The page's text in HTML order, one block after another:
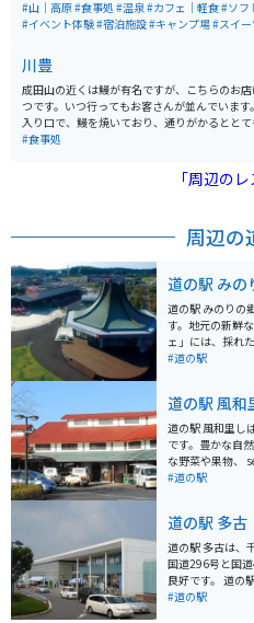
BBQ場や、農園で取れた野菜を使用した料理
イーツなどを頂けるカフェなどもあります。 ジ
りでものんびりと楽しめるリゾート施設です。
#山｜高原#食事処 #温泉#カフェ｜軽食#ソフ
#イベント体験#宿泊施設#キャンプ場#スイー
川豊
成田山の近くは鰻が有名ですが、こちらのお店
つです。いつ行ってもお客さんが並んでいます
入り口で、鰻を焼いており、通りがかるとと
いがして、つい足を止めてしまいます。味もす
#食事処
「周辺の
周辺の
道の駅 みの
道の駅 みのりの
す。地元の新鮮
ェ」には、採れ
す。 イートインコーナーでは、地元食材を使った料理
広々とした駐車
には、九十九里
しているので、
す。 道の駅 みのりの郷東金で、地元の美味しいものを堪
能したり、周辺
#道の駅
道の駅 風和
道の駅 風和里し
です。豊かな自
な野菜や果物、
を楽しむことができます。 特に、館
く停めやすいの
は、太平洋を一
ングの休憩スポットと
浴やサーフィン
があり、自然を
#道の駅
道の駅 多古
道の駅 多古は、
国道296号と国
良好です。 道の駅 多古の魅力は、なんといっても地元の
新鮮な農産物が
#道の駅